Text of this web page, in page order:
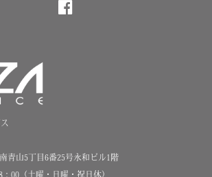
青山5丁目6番25号永和ビル1階